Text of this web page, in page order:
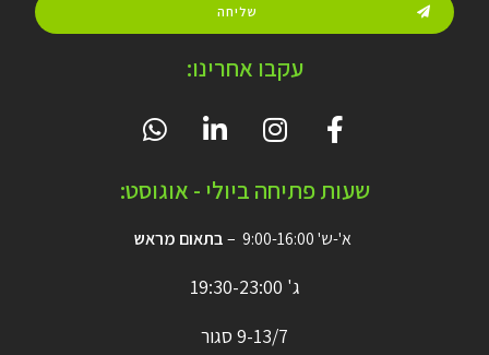
שליחה
עקבו אחרינו:
שעות פתיחה ביולי - אוגוסט:
א'-ש' 9:00-16:00 – בתאום מראש
ג' 19:30-23:00
9-13/7 סגור